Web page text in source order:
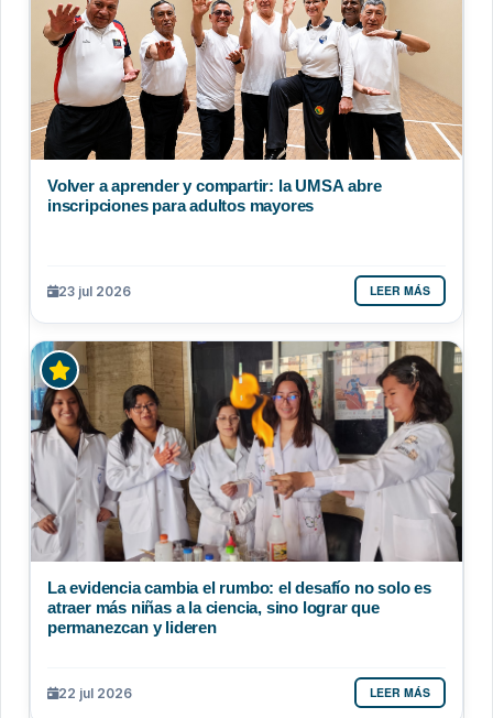
Volver a aprender y compartir: la UMSA abre
inscripciones para adultos mayores
23 jul 2026 LEER MÁS
La evidencia cambia el rumbo: el desafío no solo es
atraer más niñas a la ciencia, sino lograr que
permanezcan y lideren
22 jul 2026 LEER MÁS